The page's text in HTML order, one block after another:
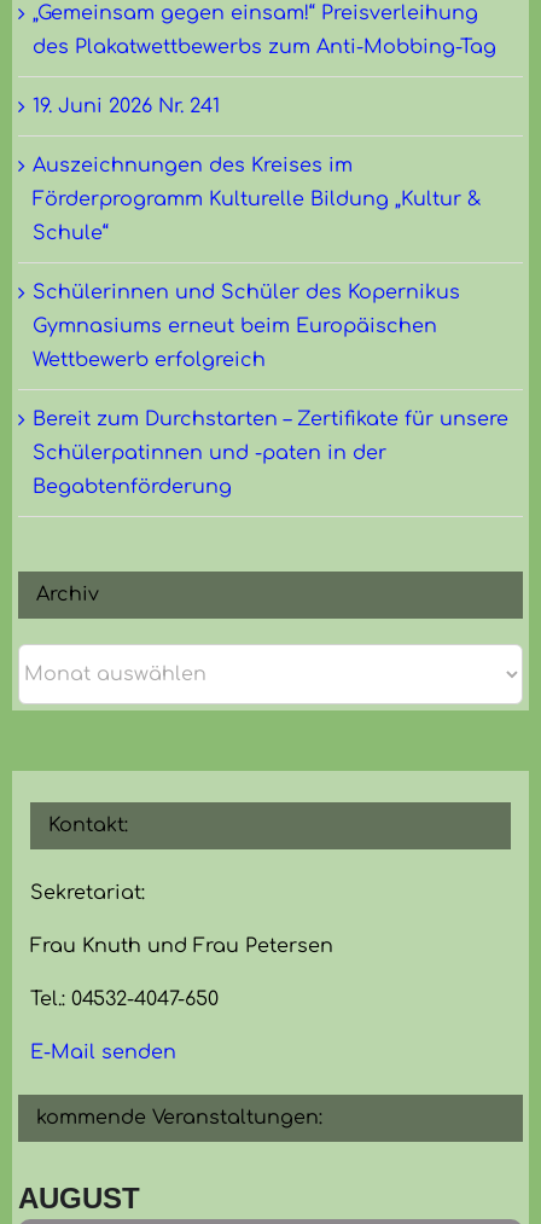
Kontakt:
Sekretariat:
Frau Knuth und Frau Petersen
Tel.: 04532-4047-650
E-Mail senden
kommende Veranstaltungen:
AUGUST
„Gemeinsam gegen einsam!“ Preisverleihung
des Plakatwettbewerbs zum Anti-Mobbing-Tag
19. Juni 2026 Nr. 241
Auszeichnungen des Kreises im
Förderprogramm Kulturelle Bildung „Kultur &
Schule“
Schülerinnen und Schüler des Kopernikus
Gymnasiums erneut beim Europäischen
Wettbewerb erfolgreich
Bereit zum Durchstarten – Zertifikate für unsere
Schülerpatinnen und -paten in der
Begabtenförderung
Archiv
Archiv